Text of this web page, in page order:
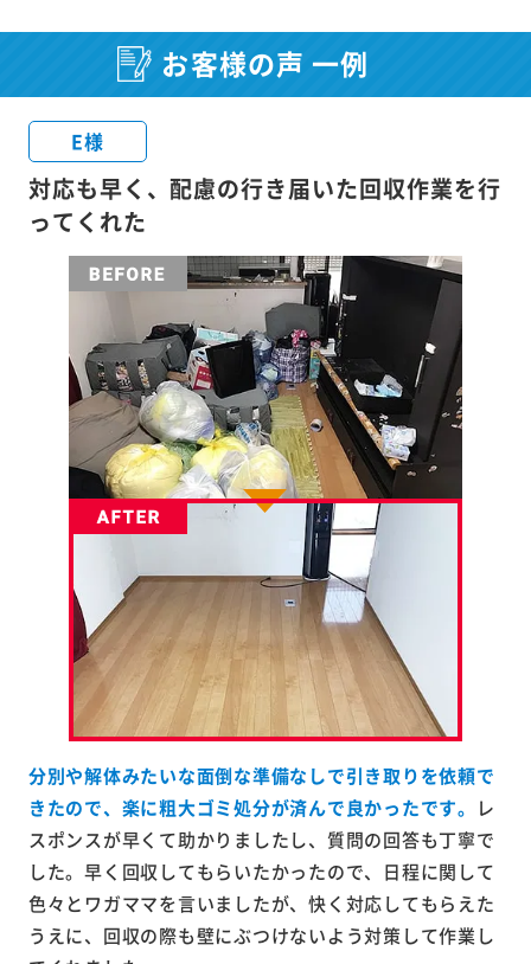
お客様の声 一例
E様
対応も早く、配慮の行き届いた回収作業を行
ってくれた
分別や解体みたいな面倒な準備なしで引き取りを依頼で
きたので、楽に粗大ゴミ処分が済んで良かったです。
レ
スポンスが早くて助かりましたし、質問の回答も丁寧で
した。早く回収してもらいたかったので、日程に関して
色々とワガママを言いましたが、快く対応してもらえた
うえに、回収の際も壁にぶつけないよう対策して作業し